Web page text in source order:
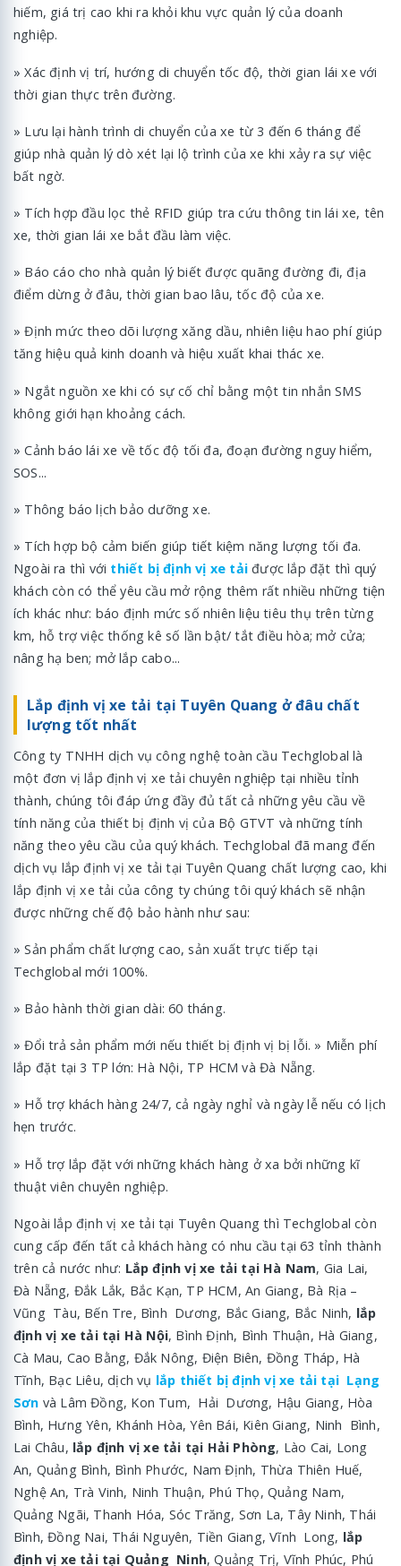
hiếm, giá trị cao khi ra khỏi khu vực quản lý của doanh
nghiệp.
» Xác định vị trí, hướng di chuyển tốc độ, thời gian lái xe với
thời gian thực trên đường.
» Lưu lại hành trình di chuyển của xe từ 3 đến 6 tháng để
giúp nhà quản lý dò xét lại lộ trình của xe khi xảy ra sự việc
bất ngờ.
» Tích hợp đầu lọc thẻ RFID giúp tra cứu thông tin lái xe, tên
xe, thời gian lái xe bắt đầu làm việc.
» Báo cáo cho nhà quản lý biết được quãng đường đi, địa
điểm dừng ở đâu, thời gian bao lâu, tốc độ của xe.
» Định mức theo dõi lượng xăng dầu, nhiên liệu hao phí giúp
tăng hiệu quả kinh doanh và hiệu xuất khai thác xe.
» Ngắt nguồn xe khi có sự cố chỉ bằng một tin nhắn SMS
không giới hạn khoảng cách.
» Cảnh báo lái xe về tốc độ tối đa, đoạn đường nguy hiểm,
SOS...
» Thông báo lịch bảo dưỡng xe.
» Tích hợp bộ cảm biến giúp tiết kiệm năng lượng tối đa.
Ngoài ra thì với thiết bị định vị xe tải được lắp đặt thì quý
khách còn có thể yêu cầu mở rộng thêm rất nhiều những tiện
ích khác như: báo định mức số nhiên liệu tiêu thụ trên từng
km, hỗ trợ việc thống kê số lần bật/ tắt điều hòa; mở cửa;
nâng hạ ben; mở lắp cabo...
Lắp định vị xe tải tại Tuyên Quang ở đâu chất
lượng tốt nhất
Công ty TNHH dịch vụ công nghệ toàn cầu Techglobal là
một đơn vị lắp định vị xe tải chuyên nghiệp tại nhiều tỉnh
thành, chúng tôi đáp ứng đầy đủ tất cả những yêu cầu về
tính năng của thiết bị định vị của Bộ GTVT và những tính
năng theo yêu cầu của quý khách. Techglobal đã mang đến
dịch vụ lắp định vị xe tải tại Tuyên Quang chất lượng cao, khi
lắp định vị xe tải của công ty chúng tôi quý khách sẽ nhận
được những chế độ bảo hành như sau:
» Sản phẩm chất lượng cao, sản xuất trực tiếp tại
Techglobal mới 100%.
» Bảo hành thời gian dài: 60 tháng.
» Đổi trả sản phẩm mới nếu thiết bị định vị bị lỗi. » Miễn phí
lắp đặt tại 3 TP lớn: Hà Nội, TP HCM và Đà Nẵng.
» Hỗ trợ khách hàng 24/7, cả ngày nghỉ và ngày lễ nếu có lịch
hẹn trước.
» Hỗ trợ lắp đặt với những khách hàng ở xa bởi những kĩ
thuật viên chuyên nghiệp.
Ngoài lắp định vị xe tải tại Tuyên Quang thì Techglobal còn
cung cấp đến tất cả khách hàng có nhu cầu tại 63 tỉnh thành
trên cả nước như: Lắp định vị xe tải tại Hà Nam, Gia Lai,
Đà Nẵng, Đắk Lắk, Bắc Kạn, TP HCM, An Giang, Bà Rịa –
Vũng Tàu, Bến Tre, Bình Dương, Bắc Giang, Bắc Ninh, lắp
định vị xe tải tại Hà Nội, Bình Định, Bình Thuận, Hà Giang,
Cà Mau, Cao Bằng, Đắk Nông, Điện Biên, Đồng Tháp, Hà
Tĩnh, Bạc Liêu, dịch vụ lắp thiết bị định vị xe tải tại Lạng
Sơn và Lâm Đồng, Kon Tum, Hải Dương, Hậu Giang, Hòa
Bình, Hưng Yên, Khánh Hòa, Yên Bái, Kiên Giang, Ninh Bình,
Lai Châu, lắp định vị xe tải tại Hải Phòng, Lào Cai, Long
An, Quảng Bình, Bình Phước, Nam Định, Thừa Thiên Huế,
Nghệ An, Trà Vinh, Ninh Thuận, Phú Thọ, Quảng Nam,
Quảng Ngãi, Thanh Hóa, Sóc Trăng, Sơn La, Tây Ninh, Thái
Bình, Đồng Nai, Thái Nguyên, Tiền Giang, Vĩnh Long, lắp
định vị xe tải tại Quảng Ninh, Quảng Trị, Vĩnh Phúc, Phú